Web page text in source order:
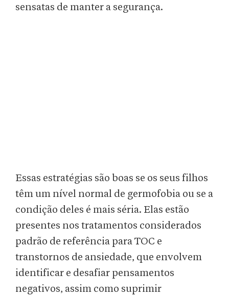
sensatas de manter a segurança.
Essas estratégias são boas se os seus filhos
têm um nível normal de germofobia ou se a
condição deles é mais séria. Elas estão
presentes nos tratamentos considerados
padrão de referência para TOC e
transtornos de ansiedade, que envolvem
identificar e desafiar pensamentos
negativos, assim como suprimir